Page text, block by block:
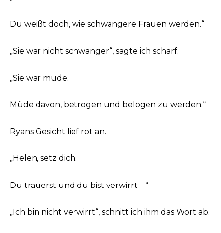
Du weißt doch, wie schwangere Frauen werden.“
„Sie war nicht schwanger“, sagte ich scharf.
„Sie war müde.
Müde davon, betrogen und belogen zu werden.“
Ryans Gesicht lief rot an.
„Helen, setz dich.
Du trauerst und du bist verwirrt—“
„Ich bin nicht verwirrt“, schnitt ich ihm das Wort ab.